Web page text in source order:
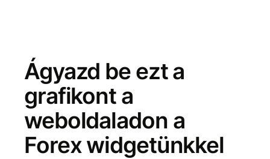
Ágyazd be ezt a
grafikont a
weboldaladon a
Forex widgetünkkel